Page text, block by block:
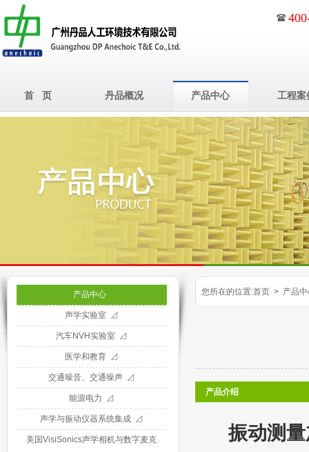
首 页 丹品概况 产品中心 工程案
产品中心
声学实验室 ⊿
汽车NVH实验室 ⊿
医学和教育 ⊿
交通噪音、交通噪声 ⊿
能源电力 ⊿
声学与振动仪器系统集成 ⊿
美国VisiSonics声学相机与数字麦克
您所在的位置:首页 > 产品中
产品介绍
振动测